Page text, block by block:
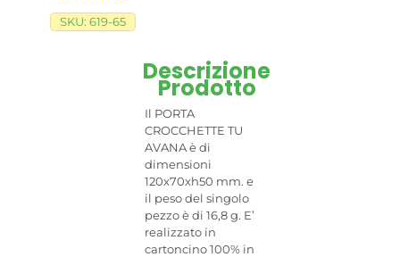
SKU: 619-65
Descrizione
Prodotto
Il PORTA
CROCCHETTE TU
AVANA è di
dimensioni
120x70xh50 mm. e
il peso del singolo
pezzo è di 16,8 g. E’
realizzato in
cartoncino 100% in